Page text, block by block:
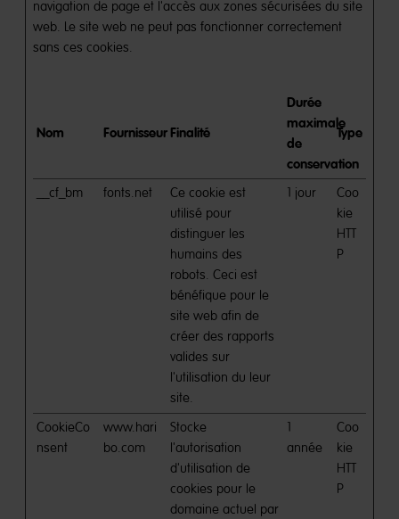
navigation de page et l'accès aux zones sécurisées du site
web. Le site web ne peut pas fonctionner correctement
sans ces cookies.
Nom Fournisseur Finalité
Durée
maximale
de
conservation
Type
__cf_bm fonts.net
Ce cookie est
utilisé pour
distinguer les
humains des
robots. Ceci est
bénéfique pour le
site web afin de
créer des rapports
valides sur
l'utilisation du leur
site.
1 jour
Coo
kie
HTT
P
CookieCo
nsent
www.hari
bo.com
Stocke
l'autorisation
d'utilisation de
cookies pour le
domaine actuel par
1
année
Coo
kie
HTT
P